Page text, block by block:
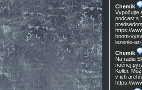
Chemik
Vypočujte
podcast s
https://
boom-
lezenie-
Chemik
Na radiu
nočnej
Koller.
v ich
https://